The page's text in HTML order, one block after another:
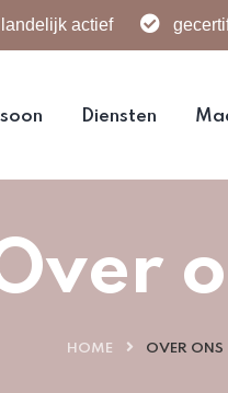
landelijk actief
Diensten
HOME OVER ONS